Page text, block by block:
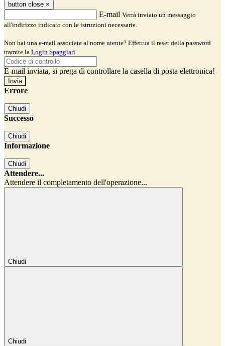
button close ×
E-mail Verrà inviato un messaggio
all'indirizzo indicato con le istruzioni necessarie.
Non hai una e-mail associata al nome utente? Effettua il reset della password
tramite la Login Spaggiari
E-mail inviata, si prega di controllare la casella di posta elettronica!
Errore
Chiudi
Successo
Chiudi
Informazione
Chiudi
Attendere...
Attendere il completamento dell'operazione...
Chiudi
Chiudi